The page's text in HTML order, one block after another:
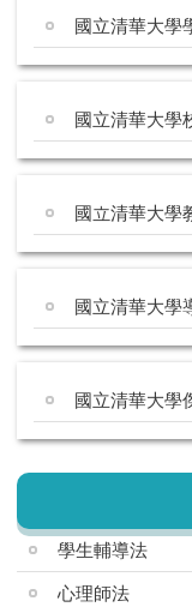
國立清華大學
國立清華大學
國立清華大學
國立清華大學
國立清華大學
學生輔導法
心理師法